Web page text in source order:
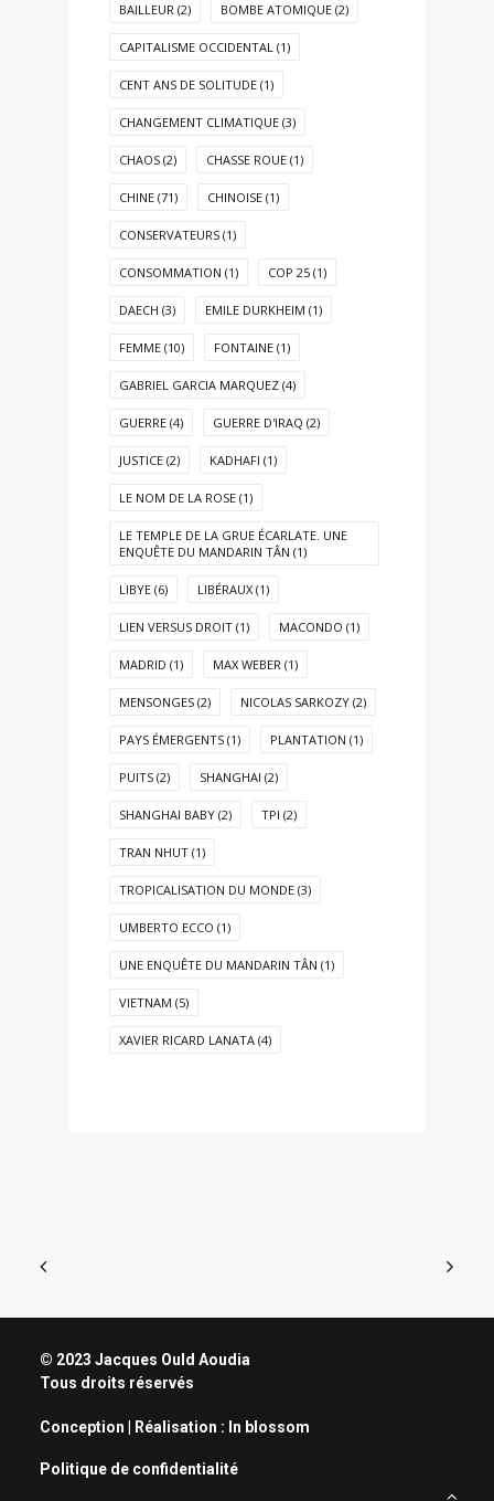
BAILLEUR (2) BOMBE ATOMIQUE (2)
CAPITALISME OCCIDENTAL (1)
CENT ANS DE SOLITUDE (1)
CHANGEMENT CLIMATIQUE (3)
CHAOS (2) CHASSE ROUE (1)
CHINE (71) CHINOISE (1)
CONSERVATEURS (1)
CONSOMMATION (1) COP 25 (1)
DAECH (3) EMILE DURKHEIM (1)
FEMME (10) FONTAINE (1)
GABRIEL GARCIA MARQUEZ (4)
GUERRE (4) GUERRE D'IRAQ (2)
JUSTICE (2) KADHAFI (1)
LE NOM DE LA ROSE (1)
LE TEMPLE DE LA GRUE ÉCARLATE. UNE
ENQUÊTE DU MANDARIN TÂN (1)
LIBYE (6) LIBÉRAUX (1)
LIEN VERSUS DROIT (1) MACONDO (1)
MADRID (1) MAX WEBER (1)
MENSONGES (2) NICOLAS SARKOZY (2)
PAYS ÉMERGENTS (1) PLANTATION (1)
PUITS (2) SHANGHAI (2)
SHANGHAI BABY (2) TPI (2)
TRAN NHUT (1)
TROPICALISATION DU MONDE (3)
UMBERTO ECCO (1)
UNE ENQUÊTE DU MANDARIN TÂN (1)
VIETNAM (5)
XAVIER RICARD LANATA (4)
© 2023 Jacques Ould Aoudia
Tous droits réservés
Conception | Réalisation : In blossom
Politique de confidentialité